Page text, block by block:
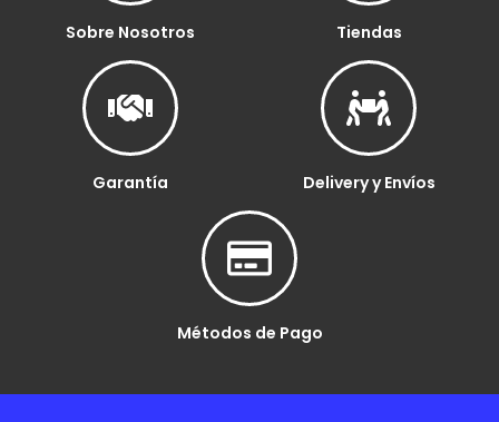
Sobre Nosotros Tiendas
Garantía Delivery y Envíos
Métodos de Pago